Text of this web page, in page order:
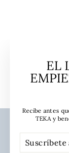
EL
Recibe antes
TEKA y
TEKA
$665.990